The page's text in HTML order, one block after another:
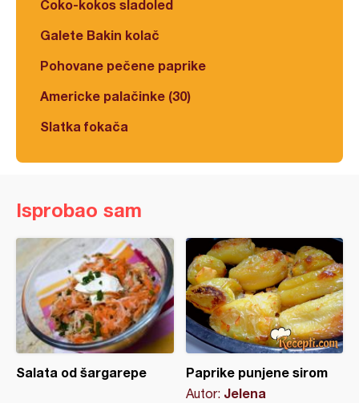
Čoko-kokos sladoled
Galete Bakin kolač
Pohovane pečene paprike
Americke palačinke (30)
Slatka fokača
Isprobao sam
Salata od šargarepe Paprike punjene sirom
Autor: Jelena